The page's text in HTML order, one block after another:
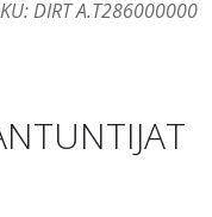
DIRT A.T286000000